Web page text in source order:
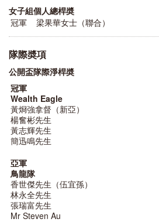
女子組個人總桿奬
冠軍
梁果華女士（聯合）
隊際奬項
公開盃隊際淨桿奬
冠軍
Wealth Eagle
黃烱強拿督（新亞）
楊奮彬先生
黃志輝先生
簡迅鳴先生
亞軍
鳥龍隊
香世傑先生（伍宜孫）
林永全先生
張瑞富先生
Mr Steven Au